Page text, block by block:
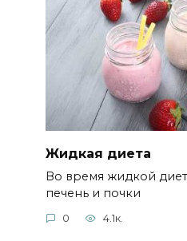
Жидкая диета
Во время жидкой
печень и почки
0 4.1к.